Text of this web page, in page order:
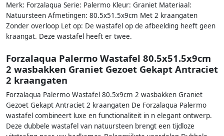
Merk: Forzalaqua Serie: Palermo Kleur: Graniet Materiaal:
Natuursteen Afmetingen: 80.5x51.5x9cm Met 2 kraangaten
Zonder overloop Let op: De wastafel op de afbeelding heeft geen
kraangat. Deze wastafel heeft er twee.
Forzalaqua Palermo Wastafel 80.5x51.5x9cm
2 wasbakken Graniet Gezoet Gekapt Antraciet
2 kraangaten
Forzalaqua Palermo Wastafel 80.5x9cm 2 wasbakken Graniet
Gezoet Gekapt Antraciet 2 kraangaten De Forzalaqua Palermo
wastafel combineert luxe en functionaliteit in n elegant ontwerp.
Deze dubbele wastafel van natuursteen brengt een tijdloze